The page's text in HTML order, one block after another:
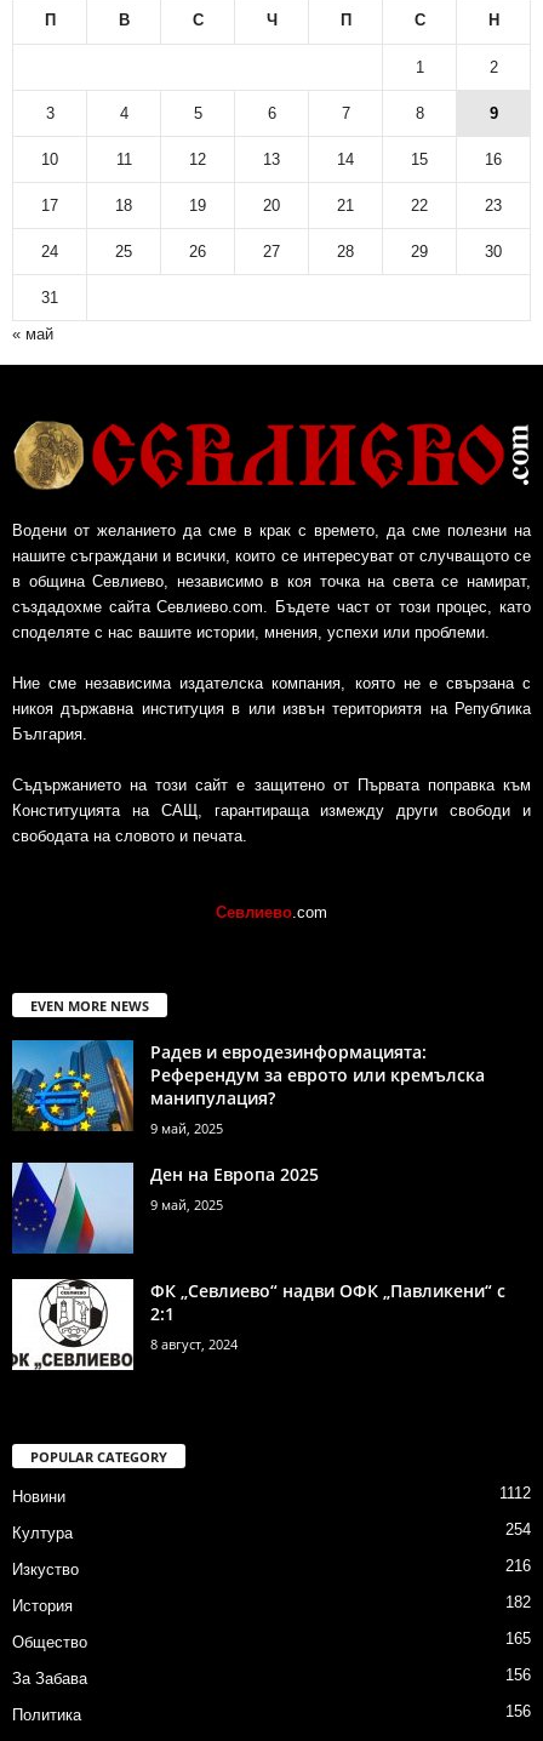
П В С Ч П С Н
1 2
3 4 5 6 7 8 9
10 11 12 13 14 15 16
17 18 19 20 21 22 23
24 25 26 27 28 29 30
31
« май
Водени от желанието да сме в крак с времето, да сме полезни на
нашите съграждани и всички, които се интересуват от случващото се
в община Севлиево, независимо в коя точка на света се намират,
създадохме сайта Севлиево.com. Бъдете част от този процес, като
споделяте с нас вашите истории, мнения, успехи или проблеми.
Ние сме независима издателска компания, която не е свързана с
никоя държавна институция в или извън териториятя на Република
България.
Съдържанието на този сайт е защитено от Първата поправка към
Конституцията на САЩ, гарантираща измежду други свободи и
свободата на словото и печата.
Севлиево.com
EVEN MORE NEWS
Радев и евродезинформацията:
Референдум за еврото или кремълска
манипулация?
9 май, 2025
Ден на Европа 2025
9 май, 2025
ФК „Севлиево“ надви ОФК „Павликени“ с
2:1
8 август, 2024
POPULAR CATEGORY
Новини 1112
Култура 254
Изкуство 216
История 182
Общество 165
За Забава 156
Политика 156